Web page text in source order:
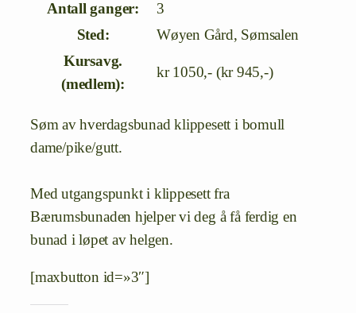
Antall ganger:
3
Sted:
Wøyen Gård, Sømsalen
Kursavg.
(medlem):
kr 1050,- (kr 945,-)
Søm av hverdagsbunad klippesett i bomull
dame/pike/gutt.
Med utgangspunkt i klippesett fra
Bærumsbunaden hjelper vi deg å få ferdig en
bunad i løpet av helgen.
[maxbutton id=»3″]